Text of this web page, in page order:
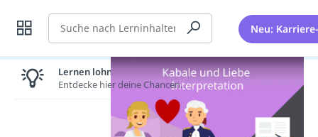
Suche Neu:
Lernen lohnt sich!
Entdecke hier deine Chancen.